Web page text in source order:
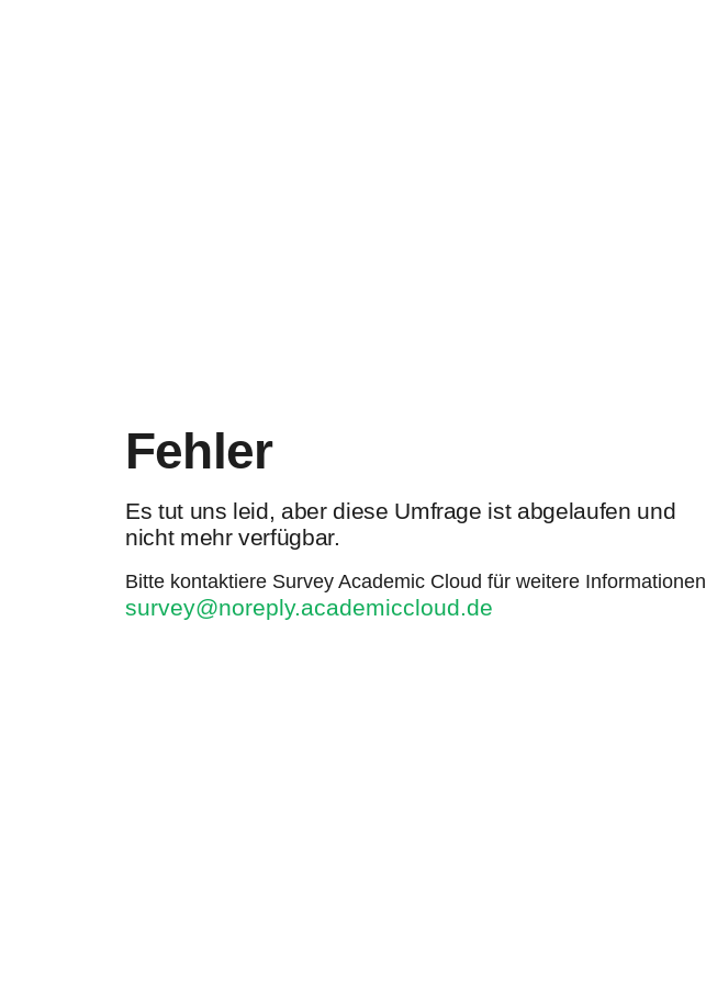
Fehler
Es tut uns leid, aber diese Umfrage ist abgelaufen und
nicht mehr verfügbar.
Bitte kontaktiere Survey Academic Cloud für weitere Informationen
survey@noreply.academiccloud.de